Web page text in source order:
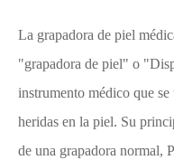
La grapadora de piel
"grapadora de piel" o
instrumento médico que se
heridas en la piel. Su
de una grapadora normal,